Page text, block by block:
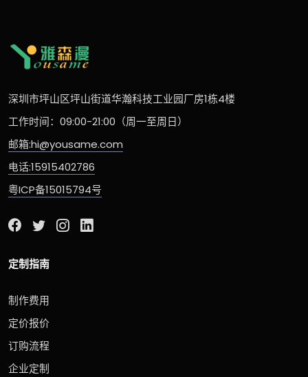
深圳市坪山区坪山街道华瀚科技工业园厂房1栋4楼
工作时间：09:00-21:00（周一至周日）
邮箱:hi@yousame.com
电话:15915402786
粤ICP备15015794号
定制指南
制作费用
定价报价
订购流程
企业定制